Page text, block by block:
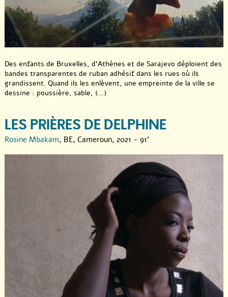
Des enfants de Bruxelles, d’Athènes et de Sarajevo déploient des
bandes transparentes de ruban adhésif dans les rues où ils
grandissent. Quand ils les enlèvent, une empreinte de la ville se
dessine : poussière, sable, (...)
LES PRIÈRES DE DELPHINE
Rosine Mbakam, BE, Cameroun, 2021 - 91’